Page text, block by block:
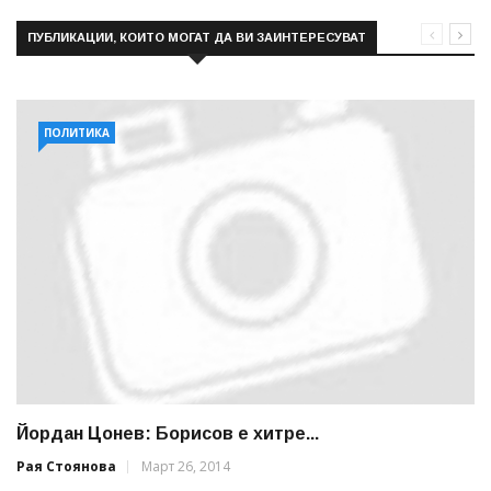
ПУБЛИКАЦИИ, КОИТО МОГАТ ДА ВИ ЗАИНТЕРЕСУВАТ
ПОЛИТИКА
Йордан Цонев: Борисов е хитре...
Рая Стоянова
Март 26, 2014